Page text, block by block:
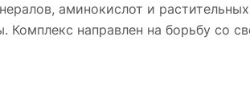
аминокислот и растительных
направлен на борьбу со